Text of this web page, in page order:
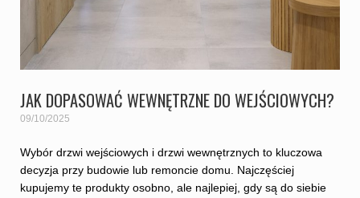
JAK DOPASOWAĆ WEWNĘTRZNE DO WEJŚCIOWYCH?
09/10/2025
Wybór drzwi wejściowych i drzwi wewnętrznych to kluczowa
decyzja przy budowie lub remoncie domu. Najczęściej
kupujemy te produkty osobno, ale najlepiej, gdy są do siebie